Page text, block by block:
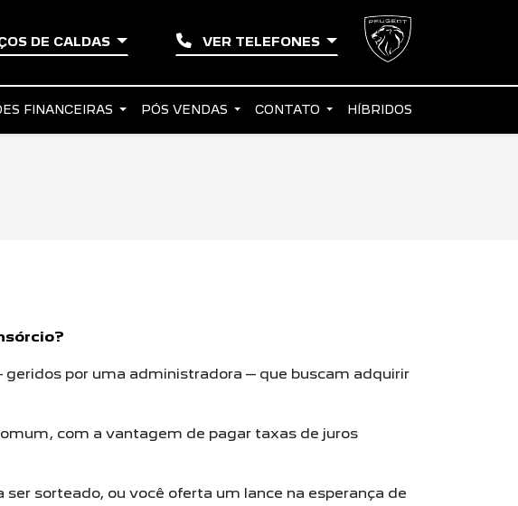
DE CALDAS VER TELEFONES
FINANCEIRAS PÓS VENDAS CONTATO HÍBRIDOS
por uma administradora – que buscam adquirir
com a vantagem de pagar taxas de juros
sorteado, ou você oferta um lance na esperança de